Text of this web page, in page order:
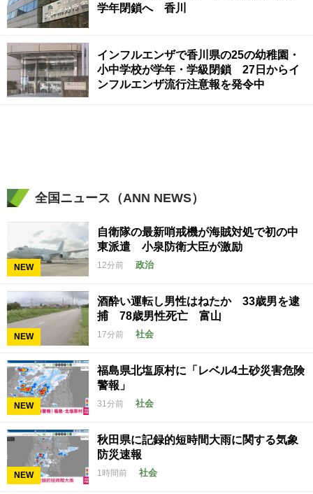
学年閉鎖へ 香川
インフルエンザで香川県の25の幼稚園・
小中学校が学年・学級閉鎖 27日からイ
ンフルエンザ流行注意報を発令中
全国ニュース（ANN NEWS）
NEW
自衛隊の最新哨戒機が海賊対処で初の中
東派遣 小泉防衛大臣が激励
12分前 政治
NEW
酒酔い運転し男性はねたか 33歳男を逮
捕 78歳男性死亡 富山
17分前 社会
NEW
福島県北塩原村に「レベル4土砂災害危険
警報」
31分前 社会
NEW
秋田県に記録的短時間大雨に関する気象
防災速報
1時間前 社会